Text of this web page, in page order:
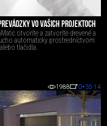
VO VAŠICH PROJEKTOCH
otvoríte a zatvoríte drevené a
automaticky prostredníctvom
tlačidla.
1988 0+35-14